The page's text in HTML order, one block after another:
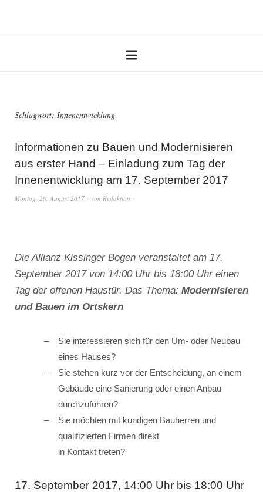
Schlagwort: Innenentwicklung
Informationen zu Bauen und Modernisieren
aus erster Hand – Einladung zum Tag der
Innenentwicklung am 17. September 2017
Montag, 28. August 2017 von Redaktion
Die Allianz Kissinger Bogen veranstaltet am 17.
September 2017 von 14:00 Uhr bis 18:00 Uhr einen
Tag der offenen Haustür. Das Thema: Modernisieren
und Bauen im Ortskern
Sie interessieren sich für den Um- oder Neubau
eines Hauses?
Sie stehen kurz vor der Entscheidung, an einem
Gebäude eine Sanierung oder einen Anbau
durchzuführen?
Sie möchten mit kundigen Bauherren und
qualiﬁzierten Firmen direkt
in Kontakt treten?
17. September 2017, 14:00 Uhr bis 18:00 Uhr